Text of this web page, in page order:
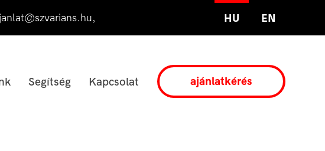
, HU EN
Segítség Kapcsolat ajánlatkérés